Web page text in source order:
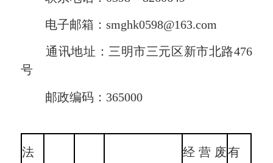
电子邮箱：smghk0598@163.com
通讯地址：三明市三元区新市北路476
号
邮政编码：365000
法
经营废有